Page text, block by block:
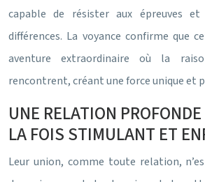
capable de résister aux épreuves
différences. La voyance confirme que
aventure extraordinaire où la
rencontrent, créant une force unique et
UNE RELATION
LA FOIS STIMULANT ET
Leur union, comme toute relation,